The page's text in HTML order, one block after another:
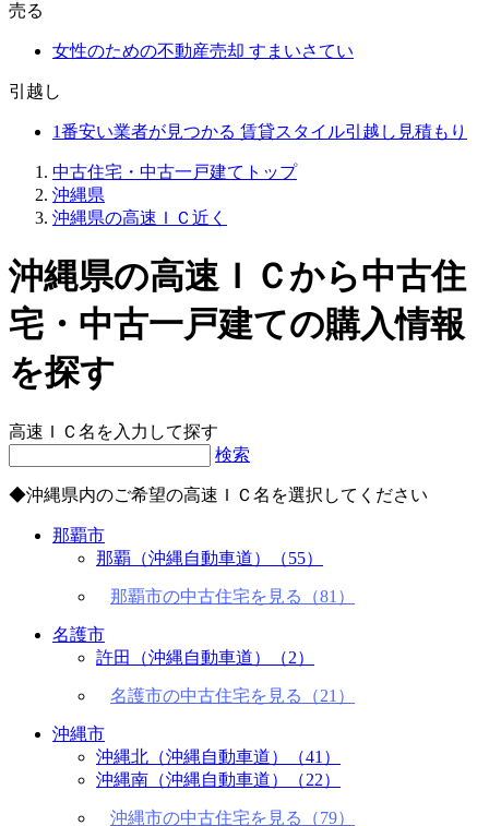
売る
女性のための不動産売却 すまいさてい
引越し
1番安い業者が見つかる 賃貸スタイル引越し見積もり
中古住宅・中古一戸建てトップ
沖縄県
沖縄県の高速ＩＣ近く
沖縄県の高速ＩＣから中古住
宅・中古一戸建ての購入情報
を探す
高速ＩＣ名を入力して探す
検索
◆沖縄県内のご希望の高速ＩＣ名を選択してください
那覇市
那覇（沖縄自動車道）
（55）
那覇市の中古住宅を見る（81）
名護市
許田（沖縄自動車道）
（2）
名護市の中古住宅を見る（21）
沖縄市
沖縄北（沖縄自動車道）
（41）
沖縄南（沖縄自動車道）
（22）
沖縄市の中古住宅を見る（79）